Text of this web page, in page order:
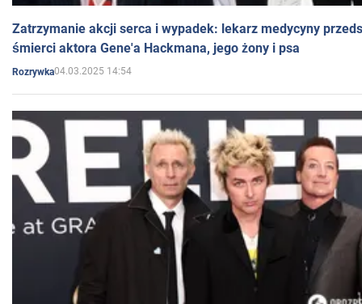
Zatrzymanie akcji serca i wypadek: lekarz medycyny
śmierci aktora Gene'a Hackmana, jego żony i psa
Rozrywka04.03.2025 14:54